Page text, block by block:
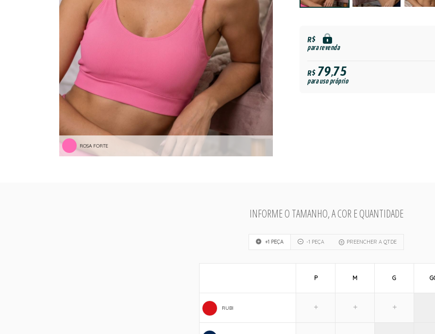
ROSA FORTE
R$
para revenda
R$79,75
para uso próprio
INFORME O TAMANHO, A COR E QUANTIDADE
+1 PEÇA -1 PEÇA PREENCHER A QTDE
RUBI
P M G